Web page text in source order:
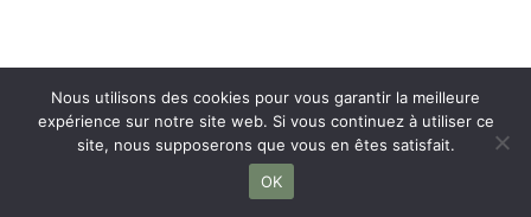
Nous utilisons des cookies pour vous garantir la meilleure
expérience sur notre site web. Si vous continuez à utiliser ce
site, nous supposerons que vous en êtes satisfait.
OK